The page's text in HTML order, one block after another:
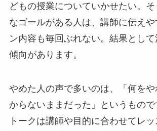
どもの授業についていかせたい。
なゴールがある人は、講師に伝えや
ン内容も毎回ぶれない。結果とし
傾向があります。
やめた人の声で多いのは、「何を
からないままだった」というもの
トークは講師や目的に合わせてレ